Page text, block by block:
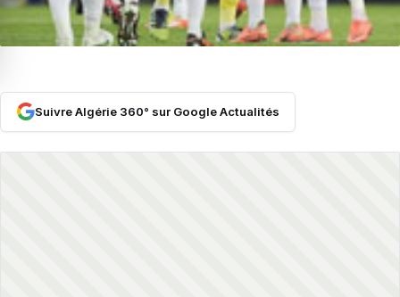
Suivre Algérie 360° sur Google Actualités